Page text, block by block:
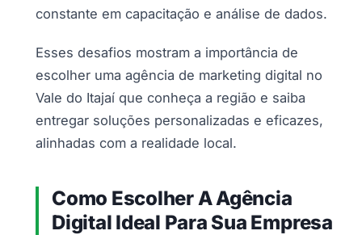
constante em capacitação e análise de dados.
Esses desafios mostram a importância de
escolher uma agência de marketing digital no
Vale do Itajaí que conheça a região e saiba
entregar soluções personalizadas e eficazes,
alinhadas com a realidade local.
Como Escolher A Agência
Digital Ideal Para Sua Empresa